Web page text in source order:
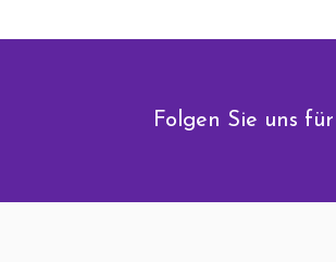
Folgen Sie uns